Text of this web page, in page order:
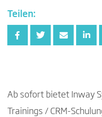
Teilen:
Ab sofort bietet Inway
Trainings / CRM-